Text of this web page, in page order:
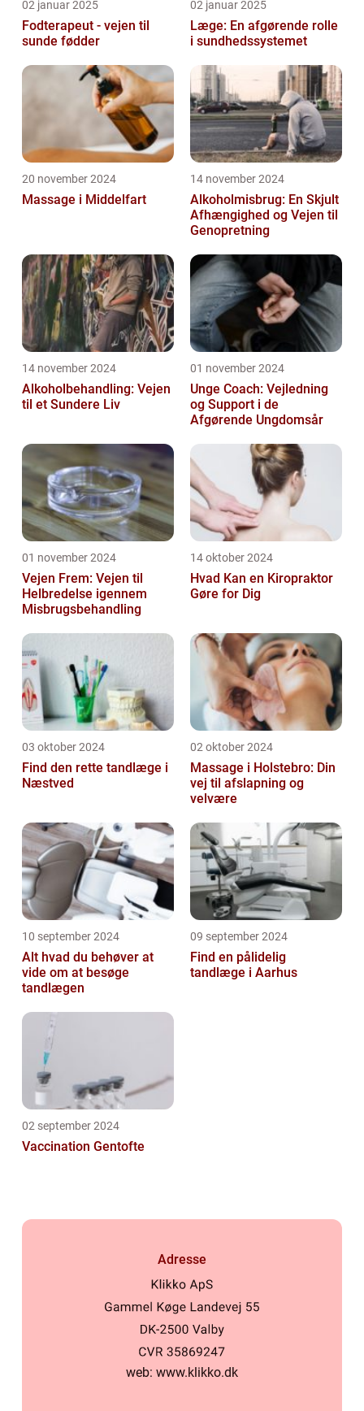
02 januar 2025
Fodterapeut - vejen til
sunde fødder
02 januar 2025
Læge: En afgørende rolle
i sundhedssystemet
20 november 2024
Massage i Middelfart
14 november 2024
Alkoholmisbrug: En Skjult
Afhængighed og Vejen til
Genopretning
14 november 2024
Alkoholbehandling: Vejen
til et Sundere Liv
01 november 2024
Unge Coach: Vejledning
og Support i de
Afgørende Ungdomsår
01 november 2024
Vejen Frem: Vejen til
Helbredelse igennem
Misbrugsbehandling
14 oktober 2024
Hvad Kan en Kiropraktor
Gøre for Dig
03 oktober 2024
Find den rette tandlæge i
Næstved
02 oktober 2024
Massage i Holstebro: Din
vej til afslapning og
velvære
10 september 2024
Alt hvad du behøver at
vide om at besøge
tandlægen
09 september 2024
Find en pålidelig
tandlæge i Aarhus
02 september 2024
Vaccination Gentofte
Adresse
web: www.klikko.dk